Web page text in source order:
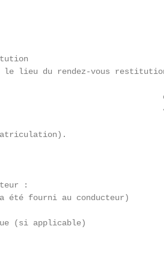
lieu du rendez-vous
:
fourni au conducteur)
(si applicable)